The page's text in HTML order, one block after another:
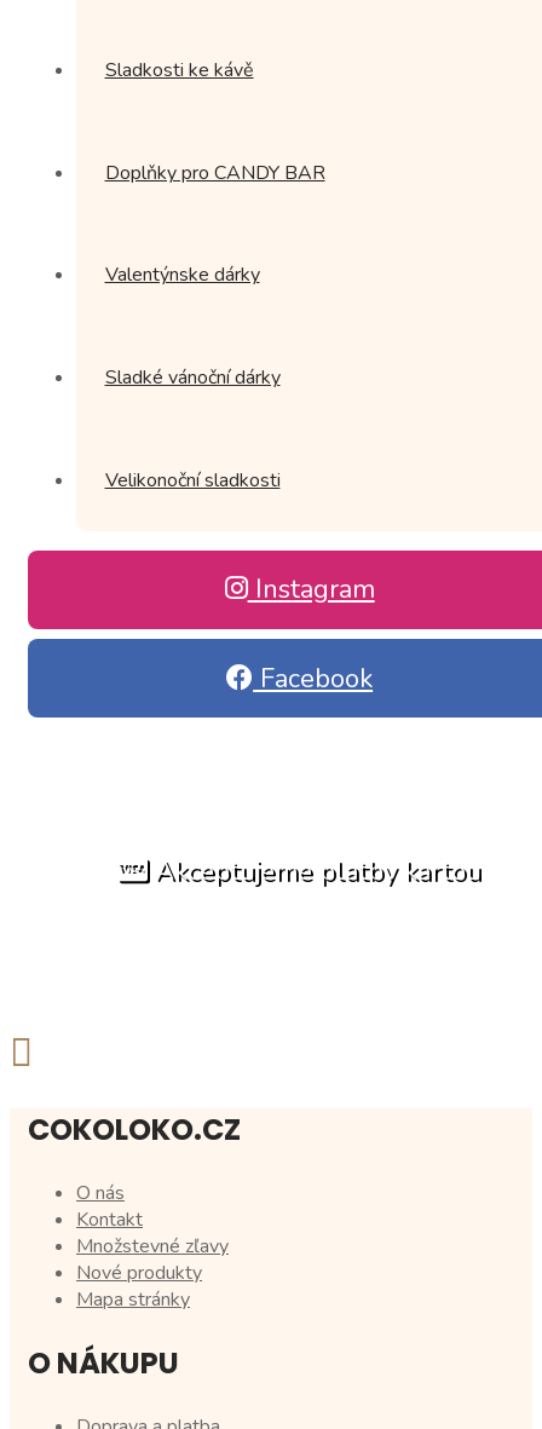
Sladkosti ke kávě
Doplňky pro CANDY BAR
Valentýnske dárky
Sladké vánoční dárky
Velikonoční sladkosti
Instagram
Facebook
Akceptujeme platby kartou
COKOLOKO.CZ
O nás
Kontakt
Množstevné zľavy
Nové produkty
Mapa stránky
O NÁKUPU